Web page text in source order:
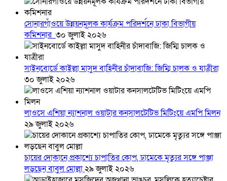
সোনারগাঁওয়ে উন্নয়নমূলক কার্যক্রম পরিদর্শনে ঢাকা বিভাগীয়
কমিশনার ৩০ জুলাই ২০২৬
সাইনবোর্ডে কাইল্লা মাসুদ বাহিনীর চাঁদাবাজি: জিম্মি চালক ও যাত্রীরা
৩০ জুলাই ২০২৬
লাওসে এশিয়া ন্যাশনাল ওয়াটার কনসালটেটিভ মিটিংয়ে এমপি মিলন
২৯ জুলাই ২০২৬
চায়ের দোকানে প্রকাশ্যে চাপাতির কোপ, ঢামেকে মৃত্যুর সঙ্গে পাঞ্জা
লড়ছেন বাবুল মোল্লা২৯ জুলাই ২০২৬